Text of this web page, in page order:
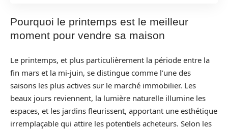
Pourquoi le printemps est le meilleur
moment pour vendre sa maison
Le printemps, et plus particulièrement la période entre la
fin mars et la mi-juin, se distingue comme l’une des
saisons les plus actives sur le marché immobilier. Les
beaux jours reviennent, la lumière naturelle illumine les
espaces, et les jardins fleurissent, apportant une esthétique
irremplaçable qui attire les potentiels acheteurs. Selon les